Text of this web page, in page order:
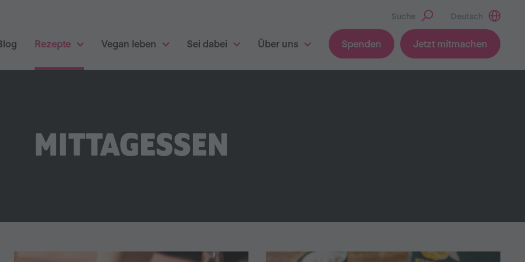
Suche Deutsch
Rezepte Vegan leben Sei dabei Über uns Spenden Jetzt mitmachen
MITTAGESSEN